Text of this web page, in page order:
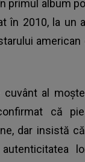
primul album
în 2010, la un
cuvânt al
că
dar insistă